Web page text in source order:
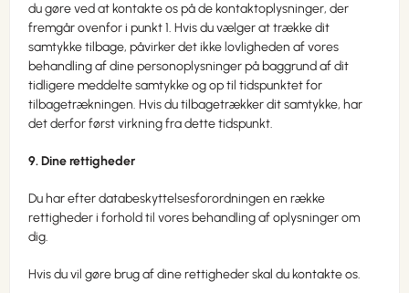
du gøre ved at kontakte os på de kontaktoplysninger, der
fremgår ovenfor i punkt 1. Hvis du vælger at trække dit
samtykke tilbage, påvirker det ikke lovligheden af vores
behandling af dine personoplysninger på baggrund af dit
tidligere meddelte samtykke og op til tidspunktet for
tilbagetrækningen. Hvis du tilbagetrækker dit samtykke, har
det derfor først virkning fra dette tidspunkt.
9. Dine rettigheder
Du har efter databeskyttelsesforordningen en række
rettigheder i forhold til vores behandling af oplysninger om
dig.
Hvis du vil gøre brug af dine rettigheder skal du kontakte os.